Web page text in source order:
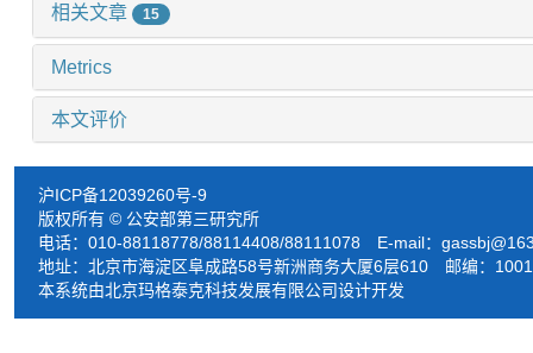
相关文章 15
Metrics
本文评价
沪ICP备12039260号-9
版权所有 © 公安部第三研究所
电话：010-88118778/88114408/88111078 E-mail：
地址：北京市海淀区阜成路58号新洲商务大厦6层610 邮编：
本系统由北京玛格泰克科技发展有限公司设计开发